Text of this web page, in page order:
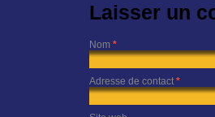
Laisser un
Nom *
Adresse de contact *